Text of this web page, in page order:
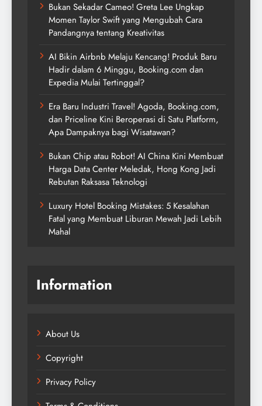
Bukan Sekadar Cameo! Greta Lee Ungkap
Momen Taylor Swift yang Mengubah Cara
Pandangnya tentang Kreativitas
AI Bikin Airbnb Melaju Kencang! Produk Baru
Hadir dalam 6 Minggu, Booking.com dan
Expedia Mulai Tertinggal?
Era Baru Industri Travel! Agoda, Booking.com,
dan Priceline Kini Beroperasi di Satu Platform,
Apa Dampaknya bagi Wisatawan?
Bukan Chip atau Robot! AI China Kini Membuat
Harga Data Center Meledak, Hong Kong Jadi
Rebutan Raksasa Teknologi
Luxury Hotel Booking Mistakes: 5 Kesalahan
Fatal yang Membuat Liburan Mewah Jadi Lebih
Mahal
Information
About Us
Copyright
Privacy Policy